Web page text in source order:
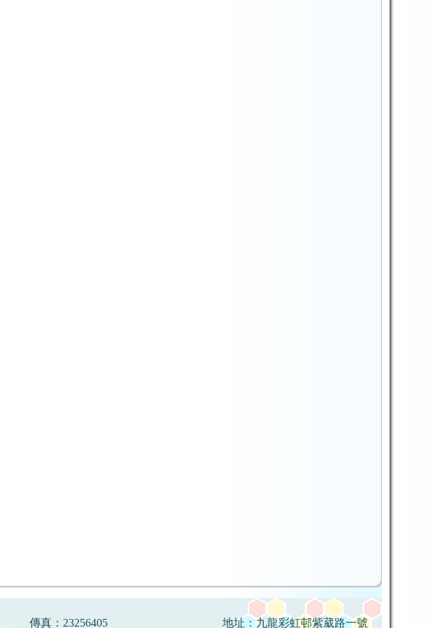
傳真：23256405 地址：九龍彩虹邨紫葳路一號